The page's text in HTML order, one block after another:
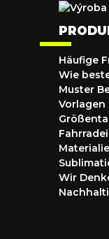
Häufige
Wie
Muster
Vorlagen
Wir